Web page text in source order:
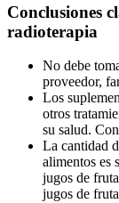
Conclusiones
radioterapia
No debe
proveedor,
Los
otros
su salud.
La cantidad
alimentos es
jugos de
jugos de